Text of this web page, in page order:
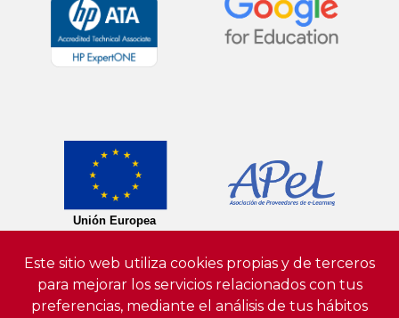
Este sitio web utiliza cookies propias y de terceros
para mejorar los servicios relacionados con tus
preferencias, mediante el análisis de tus hábitos